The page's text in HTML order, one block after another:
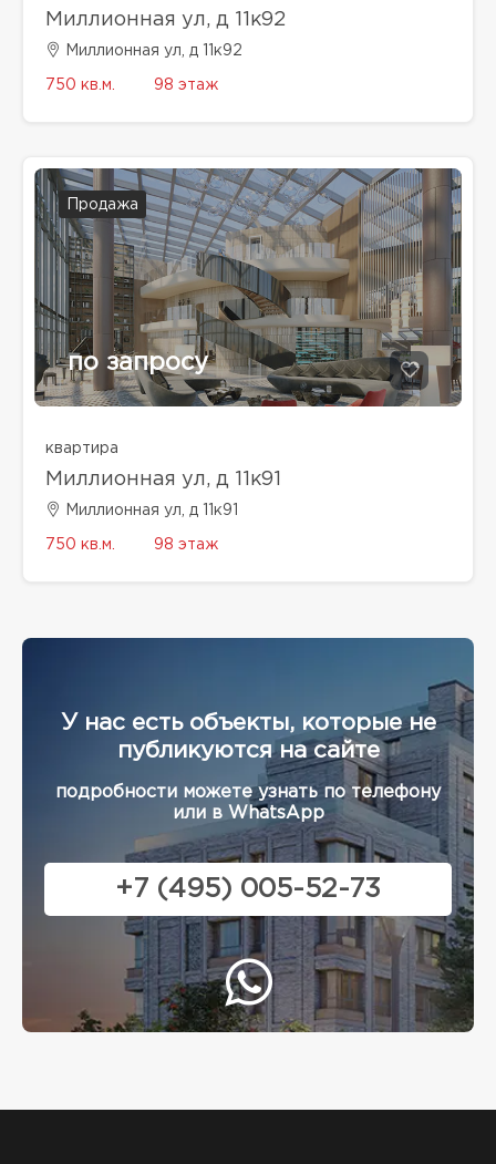
Миллионная ул, д 11к92
Миллионная ул, д 11к92
750 кв.м. 98 этаж
Продажа
по запросу
квартира
Миллионная ул, д 11к91
Миллионная ул, д 11к91
750 кв.м. 98 этаж
У нас есть объекты, которые не
публикуются на сайте
подробности можете узнать по телефону
или в WhatsApp
+7 (495) 005-52-73